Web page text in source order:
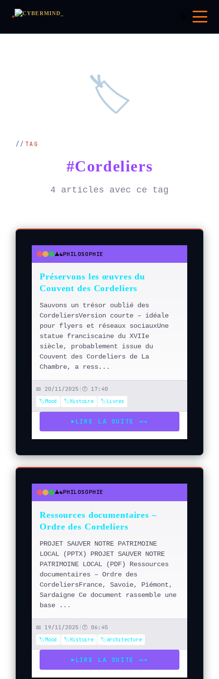
🏷️
TAG
#Cordeliers
4 articles avec ce tag
● ● ●🧘☯️PHILOSOPHIE
Préservons les œuvres du
Couvent des Cordeliers
Sauvons un trésor oublié des
CordeliersVersion courte – idéale
pour flyers et réseaux sociauxUne
statue franciscaine du XVIIe
siècle, probablement issue du
Couvent des Cordeliers de La
Chambre, a ress...
📅 20/11/2025 | 🕐 17:40
🏷️Mood
🏷️Histoire 🏷️Livres
▶ LIRE LA SUITE →→
● ● ●🧘☯️PHILOSOPHIE
Ressources documentaires –
Ordre des Cordeliers
PROJET SAUVER NOTRE PATRIMOINE
LOCAL (PPTX) PROJET SAUVER NOTRE
PATRIMOINE LOCAL (PDF) Ressources
documentaires – Ordre des
CordeliersFrance, Savoie, Piémont,
Sardaigne Ce document rassemble une
base ...
📅 19/11/2025 | 🕐 06:45
🏷️Mood
🏷️Histoire 🏷️architecture
▶ LIRE LA SUITE →→